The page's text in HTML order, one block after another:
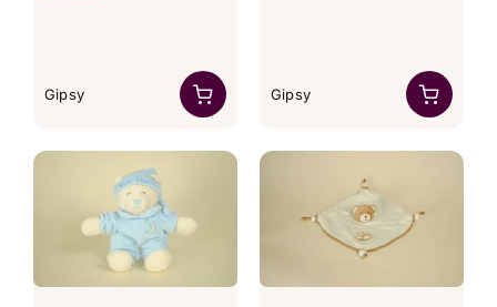
Gipsy Gipsy